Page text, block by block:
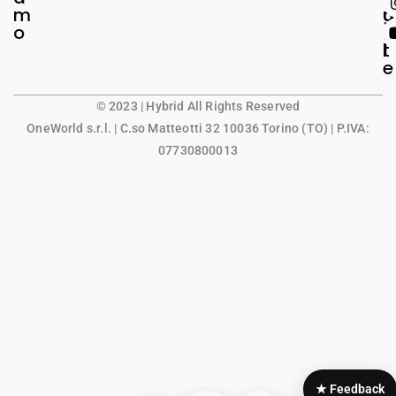
m
o
g
a
l
e
u
n
t
© 2023 | Hybrid All Rights Reserved
OneWorld s.r.l. | C.so Matteotti 32 10036 Torino (TO) | P.IVA:
07730800013
★ Feedback